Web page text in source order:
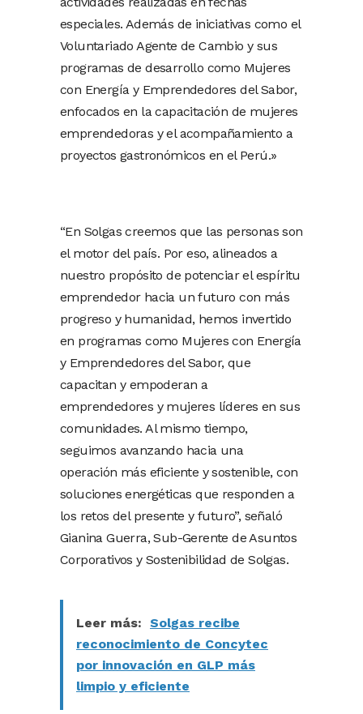
especiales. Además de iniciativas como el
Voluntariado Agente de Cambio y sus
programas de desarrollo como Mujeres
con Energía y Emprendedores del Sabor,
enfocados en la capacitación de mujeres
emprendedoras y el acompañamiento a
proyectos gastronómicos en el Perú.»
“En Solgas creemos que las personas son
el motor del país. Por eso, alineados a
nuestro propósito de potenciar el espíritu
emprendedor hacia un futuro con más
progreso y humanidad, hemos invertido
en programas como Mujeres con Energía
y Emprendedores del Sabor, que
capacitan y empoderan a
emprendedores y mujeres líderes en sus
comunidades. Al mismo tiempo,
seguimos avanzando hacia una
operación más eficiente y sostenible, con
soluciones energéticas que responden a
los retos del presente y futuro”, señaló
Gianina Guerra, Sub-Gerente de Asuntos
Corporativos y Sostenibilidad de Solgas.
Leer más: Solgas recibe
reconocimiento de Concytec
por innovación en GLP más
limpio y eficiente